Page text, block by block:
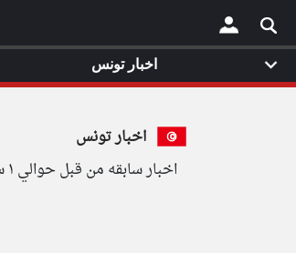
×
اخبار تونس
اخبار سابقه من قبل حوالي ١ ساعة
اخبار تونس